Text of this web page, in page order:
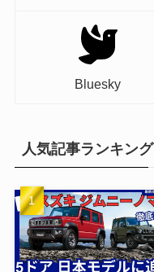
Bluesky
人気記事ランキング